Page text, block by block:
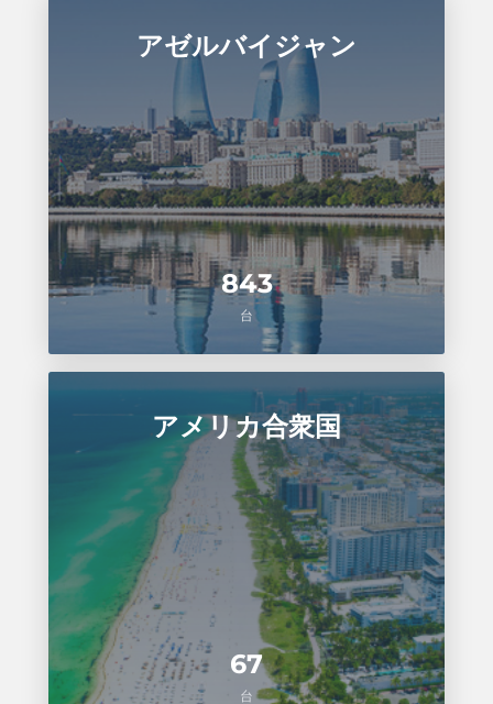
843
台
アゼルバイジャン
67
台
アメリカ合衆国